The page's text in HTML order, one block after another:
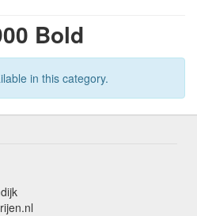
Bold
in this category.